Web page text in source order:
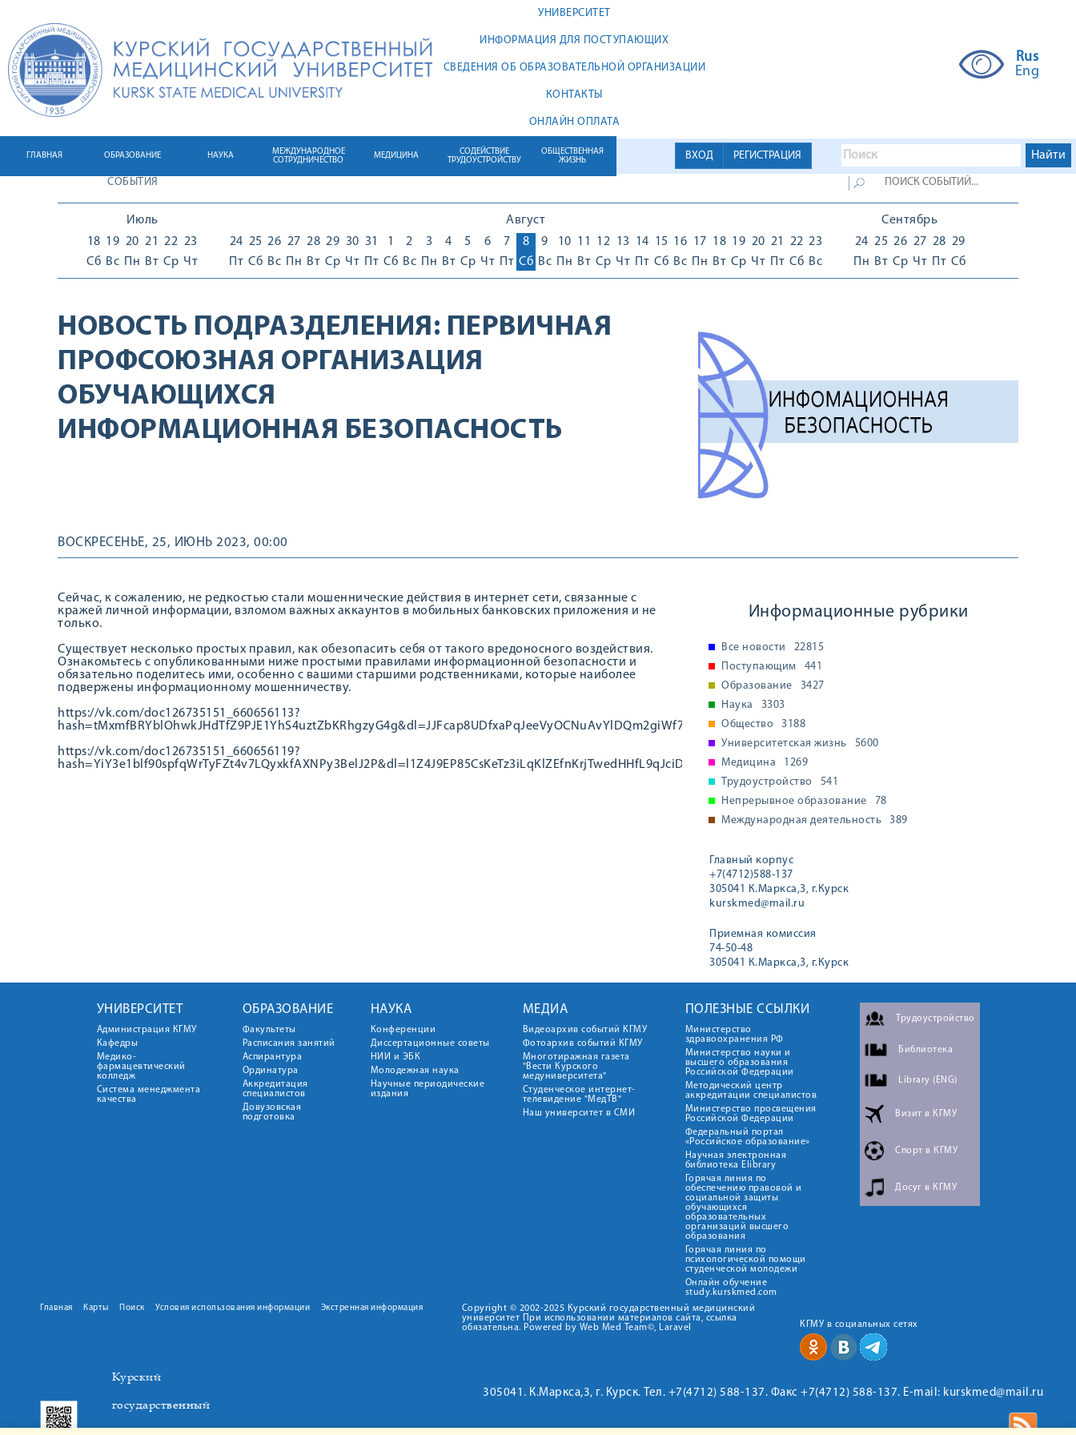
УНИВЕРСИТЕТ
ИНФОРМАЦИЯ ДЛЯ ПОСТУПАЮЩИХ
СВЕДЕНИЯ ОБ ОБРАЗОВАТЕЛЬНОЙ ОРГАНИЗАЦИИ
КОНТАКТЫ
ОНЛАЙН ОПЛАТА
Rus
Eng
ВХОД РЕГИСТРАЦИЯ
ГЛАВНАЯ ОБРАЗОВАНИЕ НАУКА
МЕЖДУНАРОДНОЕ
СОТРУДНИЧЕСТВО
МЕДИЦИНА
СОДЕЙСТВИЕ
ТРУДОУСТРОЙСТВУ
ОБЩЕСТВЕННАЯ
ЖИЗНЬ
СОБЫТИЯ
Июль
18
Сб
19
Вс
20
Пн
21
Вт
22
Ср
23
Чт
Август
24
Пт
25
Сб
26
Вс
27
Пн
28
Вт
29
Ср
30
Чт
31
Пт
1
Сб
2
Вс
3
Пн
4
Вт
5
Ср
6
Чт
7
Пт
8
Сб
9
Вс
10
Пн
11
Вт
12
Ср
13
Чт
14
Пт
15
Сб
16
Вс
17
Пн
18
Вт
19
Ср
20
Чт
21
Пт
22
Сб
23
Вс
Сентябрь
24
Пн
25
Вт
26
Ср
27
Чт
28
Пт
29
Сб
НОВОСТЬ ПОДРАЗДЕЛЕНИЯ: ПЕРВИЧНАЯ
ПРОФСОЮЗНАЯ ОРГАНИЗАЦИЯ
ОБУЧАЮЩИХСЯ
ИНФОРМАЦИОННАЯ БЕЗОПАСНОСТЬ
ВОСКРЕСЕНЬЕ, 25, ИЮНЬ 2023, 00:00
Сейчас, к сожалению, не редкостью стали мошеннические действия в интернет сети, связанные с
кражей личной информации, взломом важных аккаунтов в мобильных банковских приложения и не
только.
Существует несколько простых правил, как обезопасить себя от такого вредоносного воздействия.
Ознакомьтесь с опубликованными ниже простыми правилами информационной безопасности и
обязательно поделитесь ими, особенно с вашими старшими родственниками, которые наиболее
подвержены информационному мошенничеству.
https://vk.com/doc126735151_660656113?
hash=tMxmfBRYblOhwkJHdTfZ9PJE1YhS4uztZbKRhgzyG4g&dl=JJFcap8UDfxaPqJeeVyOCNuAvYlDQm2giWf7oQuE0KD
https://vk.com/doc126735151_660656119?
hash=YiY3e1blf90spfqWrTyFZt4v7LQyxkfAXNPy3BelJ2P&dl=l1Z4J9EP85CsKeTz3iLqKlZEfnKrjTwedHHfL9qJciD
Информационные рубрики
Все новости
22815
Поступающим
441
Образование
3427
Наука
3303
Общество
3188
Университетская жизнь
5600
Медицина
1269
Трудоустройство
541
Непрерывное образование
78
Международная деятельность
389
Главный корпус
+7(4712)588-137
305041 К.Маркса,3, г.Курск
kurskmed@mail.ru
Приемная комиссия
74-50-48
305041 К.Маркса,3, г.Курск
УНИВЕРСИТЕТ
Администрация КГМУ
Кафедры
Медико-
фармацевтический
колледж
Система менеджмента
качества
ОБРАЗОВАНИЕ
Факультеты
Расписания занятий
Аспирантура
Ординатура
Аккредитация
специалистов
Довузовская
подготовка
НАУКА
Конференции
Диссертационные советы
НИИ и ЭБК
Молодежная наука
Научные периодические
издания
МЕДИА
Видеоархив событий КГМУ
Фотоархив событий КГМУ
Многотиражная газета
"Вести Курского
медуниверситета"
Студенческое интернет-
телевидение "МедТВ"
Наш университет в СМИ
ПОЛЕЗНЫЕ ССЫЛКИ
Министерство
здравоохранения РФ
Министерство науки и
высшего образования
Российской Федерации
Методический центр
аккредитации специалистов
Министерство просвещения
Российской Федерации
Федеральный портал
«Российское образование»
Научная электронная
библиотека Elibrary
Горячая линия по
обеспечению правовой и
социальной защиты
обучающихся
образовательных
организаций высшего
образования
Горячая линия по
психологической помощи
студенческой молодежи
Онлайн обучение
study.kurskmed.com
Трудоустройство
Библиотека
Library (ENG)
Визит в КГМУ
Спорт в КГМУ
Досуг в КГМУ
Главная Карты Поиск Условия использования информации Экстренная информация
Copyright © 2002-2025 Курский государственный медицинский
университет При использовании материалов сайта, ссылка
обязательна. Powered by Web Med Team©, Laravel
КГМУ в социальных сетях
Курский
государственный
305041. К.Маркса,3, г. Курск. Тел. +7(4712) 588-137. Факс +7(4712) 588-137. E-mail: kurskmed@mail.ru